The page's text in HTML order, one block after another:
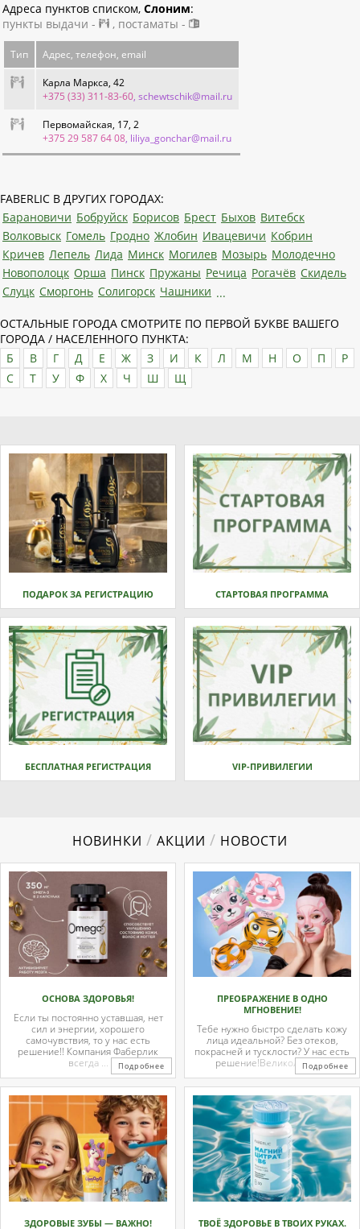
Адреса пунктов списком, Слоним:
пункты выдачи -
, постаматы -
Тип Адрес, телефон, email
Карла Маркса, 42
+375 (33) 311-83-60, schewtschik@mail.ru
Первомайская, 17, 2
+375 29 587 64 08, liliya_gonchar@mail.ru
FABERLIC В ДРУГИХ ГОРОДАХ:
Барановичи Бобруйск Борисов Брест Быхов Витебск
Волковыск Гомель Гродно Жлобин Ивацевичи Кобрин
Кричев Лепель Лида Минск Могилев Мозырь Молодечно
Новополоцк Орша Пинск Пружаны Речица Рогачёв Скидель
Слуцк Сморгонь Солигорск Чашники ...
ОСТАЛЬНЫЕ ГОРОДА СМОТРИТЕ ПО ПЕРВОЙ БУКВЕ ВАШЕГО
ГОРОДА / НАСЕЛЕННОГО ПУНКТА:
Б
В Г Д Е Ж З И К Л М Н О П
Р
С
Т У Ф Х Ч Ш Щ
ПОДАРОК ЗА РЕГИСТРАЦИЮ СТАРТОВАЯ ПРОГРАММА
БЕСПЛАТНАЯ РЕГИСТРАЦИЯ VIP-ПРИВИЛЕГИИ
НОВИНКИ / АКЦИИ / НОВОСТИ
ОСНОВА ЗДОРОВЬЯ!
Если ты постоянно уставшая, нет
сил и энергии, хорошего
самочувствия, то у нас есть
решение!! Компания Фаберлик
всегда ...
Подробнее
ПРЕОБРАЖЕНИЕ В ОДНО
МГНОВЕНИЕ!
Тебе нужно быстро сделать кожу
лица идеальной? Без отеков,
покрасней и тусклости? У нас есть
решение!Великолепные
тканевые ...
Подробнее
ЗДОРОВЫЕ ЗУБЫ — ВАЖНО! ТВОЁ ЗДОРОВЬЕ В ТВОИХ РУКАХ.